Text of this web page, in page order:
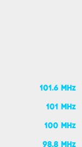
101.6 MHz
101 MHz
100 MHz
98.8 MHz